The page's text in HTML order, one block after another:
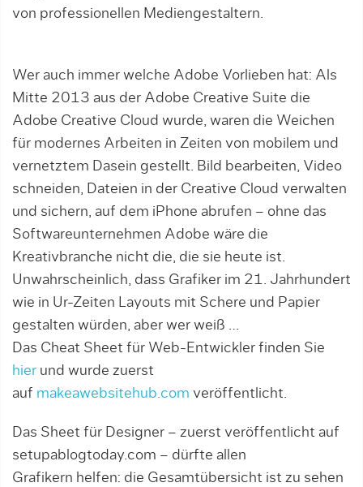
von professionellen Mediengestaltern.
Wer auch immer welche Adobe Vorlieben hat: Als
Mitte 2013 aus der Adobe Creative Suite die
Adobe Creative Cloud wurde, waren die Weichen
für modernes Arbeiten in Zeiten von mobilem und
vernetztem Dasein gestellt. Bild bearbeiten, Video
schneiden, Dateien in der Creative Cloud verwalten
und sichern, auf dem iPhone abrufen – ohne das
Softwareunternehmen Adobe wäre die
Kreativbranche nicht die, die sie heute ist.
Unwahrscheinlich, dass Grafiker im 21. Jahrhundert
wie in Ur-Zeiten Layouts mit Schere und Papier
gestalten würden, aber wer weiß …
Das Cheat Sheet für Web-Entwickler finden Sie
hier und wurde zuerst
auf makeawebsitehub.com veröffentlicht.
Das Sheet für Designer – zuerst veröffentlicht auf
setupablogtoday.com – dürfte allen
Grafikern helfen: die Gesamtübersicht ist zu sehen